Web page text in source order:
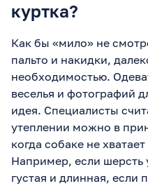
куртка?
Как бы «мило» не
пальто и накидки,
необходимостью.
веселья и фотографий
идея. Специалисты
утеплении можно в
когда собаке не
Например, если шерсть
густая и длинная, если